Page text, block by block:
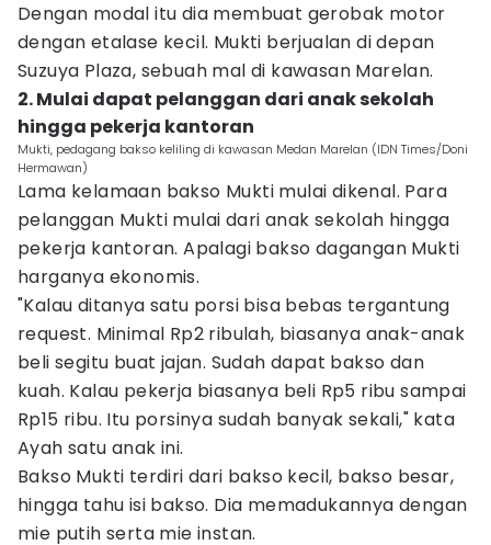
Dengan modal itu dia membuat gerobak motor
dengan etalase kecil. Mukti berjualan di depan
Suzuya Plaza, sebuah mal di kawasan Marelan.
2. Mulai dapat pelanggan dari anak sekolah
hingga pekerja kantoran
Mukti, pedagang bakso keliling di kawasan Medan Marelan (IDN Times/Doni
Hermawan)
Lama kelamaan bakso Mukti mulai dikenal. Para
pelanggan Mukti mulai dari anak sekolah hingga
pekerja kantoran. Apalagi bakso dagangan Mukti
harganya ekonomis.
"Kalau ditanya satu porsi bisa bebas tergantung
request. Minimal Rp2 ribulah, biasanya anak-anak
beli segitu buat jajan. Sudah dapat bakso dan
kuah. Kalau pekerja biasanya beli Rp5 ribu sampai
Rp15 ribu. Itu porsinya sudah banyak sekali," kata
Ayah satu anak ini.
Bakso Mukti terdiri dari bakso kecil, bakso besar,
hingga tahu isi bakso. Dia memadukannya dengan
mie putih serta mie instan.